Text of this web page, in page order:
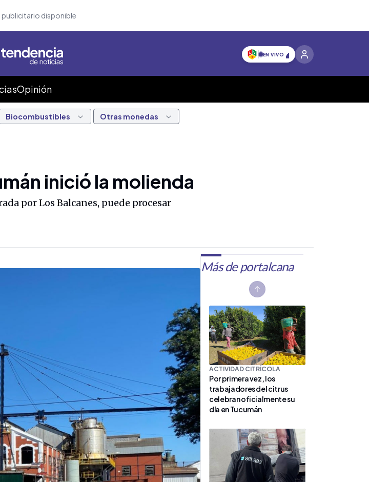
publicitario disponible
EN VIVO
Opinión
Biocombustibles Otras monedas
inició la molienda
por Los Balcanes, puede procesar
Más de portalcana
ACTIVIDAD CITRÍCOLA
Por primera vez, los
trabajadores del citrus
celebran oficialmente su
día en Tucumán
Previous slide